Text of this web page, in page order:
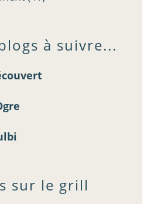
sur le grill
à suivre...